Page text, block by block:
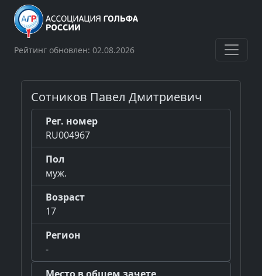
Рейтинг обновлен: 02.08.2026
Сотников Павел Дмитриевич
Рег. номер
RU004967
Пол
муж.
Возраст
17
Регион
-